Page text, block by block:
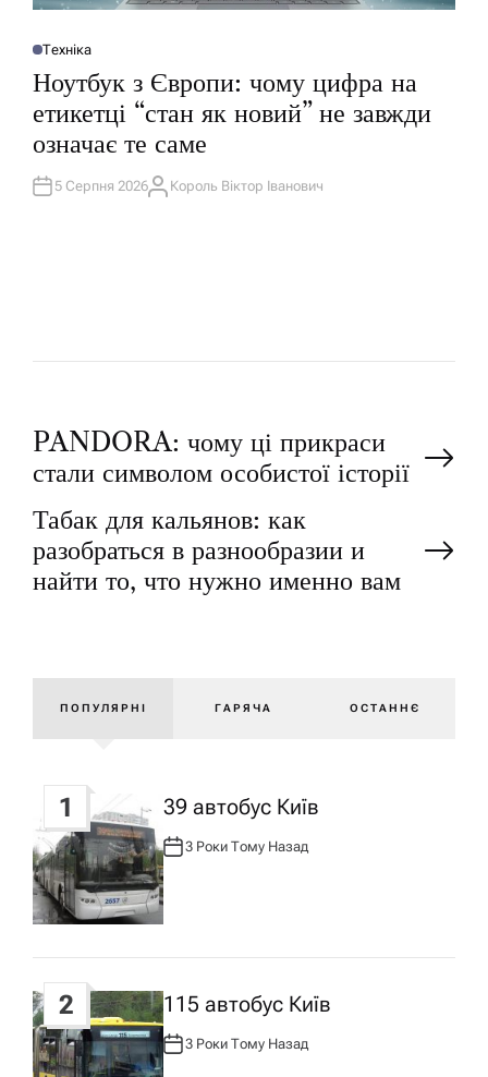
О
Л
К
У
А
Т
Техніка
Ноутбук з Європи: чому цифра на
етикетці “стан як новий” не завжди
означає те саме
5 Серпня 2026А
Король Віктор Іванович
Н
а
в
г
а
ц
і
я
з
а
PANDORA: чому ці прикраси
стали символом особистої історії
Табак для кальянов: как
разобраться в разнообразии и
найти то, что нужно именно вам
ПОПУЛЯРНІ ГАРЯЧА ОСТАННЄ
1 39 автобус Київ
А
В
Т
О
Р
:
3 Роки Тому Назад
2 115 автобус Київ
А
3 Роки Тому Назад